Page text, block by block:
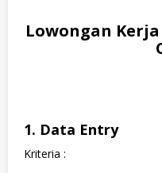
Lowongan
1. Data Entry
Kriteria :